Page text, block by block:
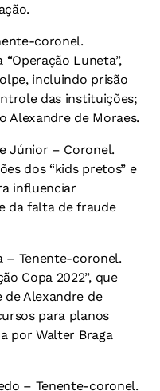
coronel.
Luneta”,
incluindo prisão
das instituições;
Alexandre de Moraes.
Júnior – Coronel.
dos “kids pretos” e
influenciar
da falta de fraude
– Tenente-coronel.
Copa 2022”, que
Alexandre de
para planos
por Walter Braga
– Tenente-coronel.